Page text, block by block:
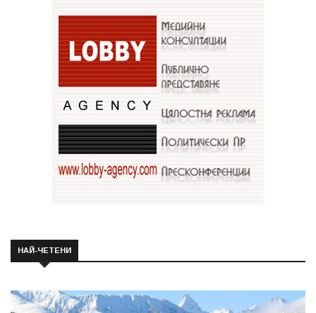
НАЙ-ЧЕТЕНИ